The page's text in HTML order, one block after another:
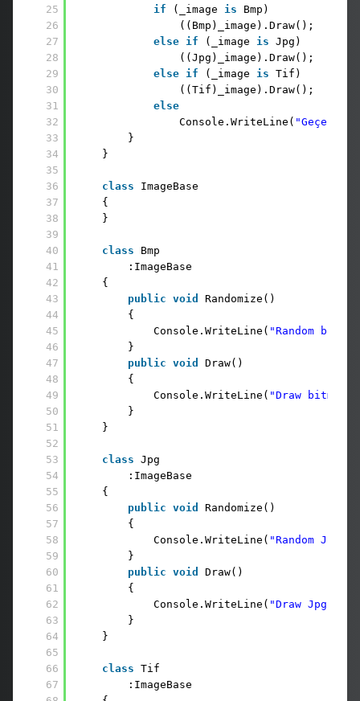
25
26
27
28
29
30
31
32
33
34
35
36
37
38
39
40
41
42
43
44
45
46
47
48
49
50
51
52
53
54
55
56
57
58
59
60
61
62
63
64
65
66
67
if
(_image is
Bmp)
((Bmp)_image).Draw();
else if (_image is Jpg)
((Jpg)_image).Draw();
else if (_image is Tif)
((Tif)_image).Draw();
else
Console.WriteLine( "Geçersiz
}
}
class
ImageBase
{
}
class
Bmp
:ImageBase
{
public void
Randomize()
{
Console.WriteLine( "Random
}
public void
Draw()
{
Console.WriteLine( "Draw bitmap"
}
}
class Jpg
:ImageBase
{
public void
Randomize()
{
Console.WriteLine( "Random Jpg"
}
public void
Draw()
{
Console.WriteLine( "Draw Jpg"
}
}
class Tif
:ImageBase